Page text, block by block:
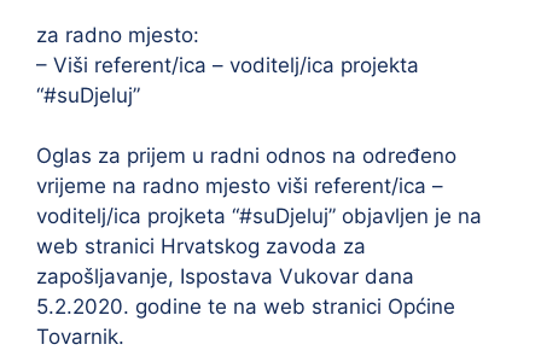
za radno mjesto:
– Viši referent/ica – voditelj/ica projekta
“#suDjeluj”
Oglas za prijem u radni odnos na određeno
vrijeme na radno mjesto viši referent/ica –
voditelj/ica projketa “#suDjeluj” objavljen je na
web stranici Hrvatskog zavoda za
zapošljavanje, Ispostava Vukovar dana
5.2.2020. godine te na web stranici Općine
Tovarnik.